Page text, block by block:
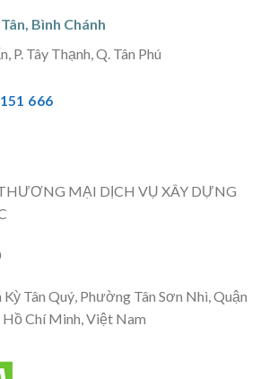
Bình Chánh
P. Tây Thạnh, Q. Tân Phú
666
MẠI DỊCH VỤ XÂY DỰNG
Tân Quý, Phường Tân Sơn Nhì, Quận
Hồ Chí Minh, Việt Nam